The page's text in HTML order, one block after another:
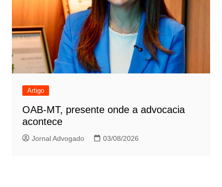
Artigo
OAB-MT, presente onde a advocacia
acontece
Jornal Advogado 03/08/2026